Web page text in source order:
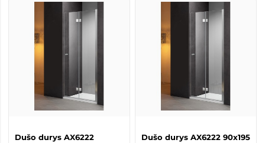
Dušo durys AX6222
Dušo durys AX6222 90x195